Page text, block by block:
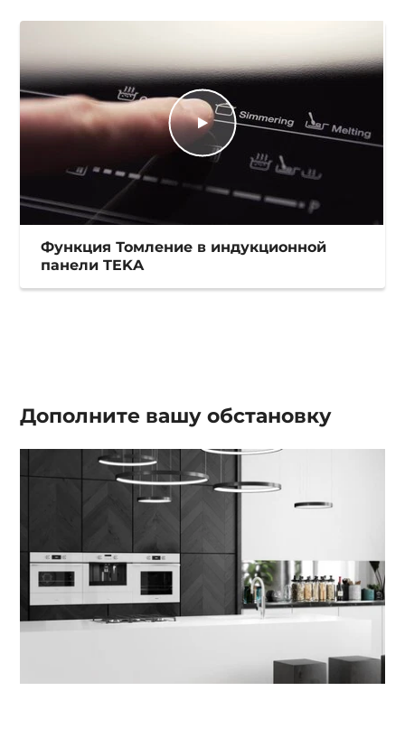
Функция Томление в индукционной
панели TEKA
Дополните вашуобстановку